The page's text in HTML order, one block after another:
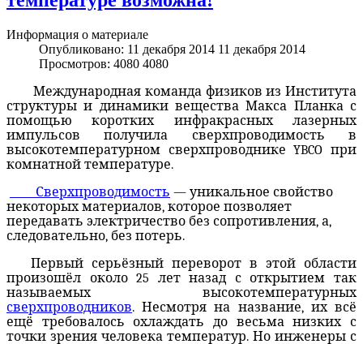
Информация о материале
Опубликовано: 11 декабря 2014 11 декабря 2014
Просмотров: 4080 4080
Международная команда физиков из Института
структуры и динамики вещества Макса Планка с
помощью коротких инфракрасных лазерных
импульсов получила сверхпроводимость в
высокотемпературном сверхпроводнике YBCO при
комнатной температуре.
Сверхпроводимость — уникальное свойство
некоторых материалов, которое позволяет
передавать электричество без сопротивления, а,
следовательно, без потерь.
Первый серьёзный переворот в этой области
произошёл около 25 лет назад с открытием так
называемых высокотемпературных
сверхпроводников. Несмотря на название, их всё
ещё требовалось охлаждать до весьма низких с
точки зрения человека температур. Но инженеры с